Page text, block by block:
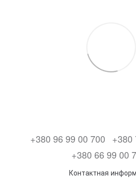
+380 96 99 00 700
+380
+380 66 99 00
Контактная